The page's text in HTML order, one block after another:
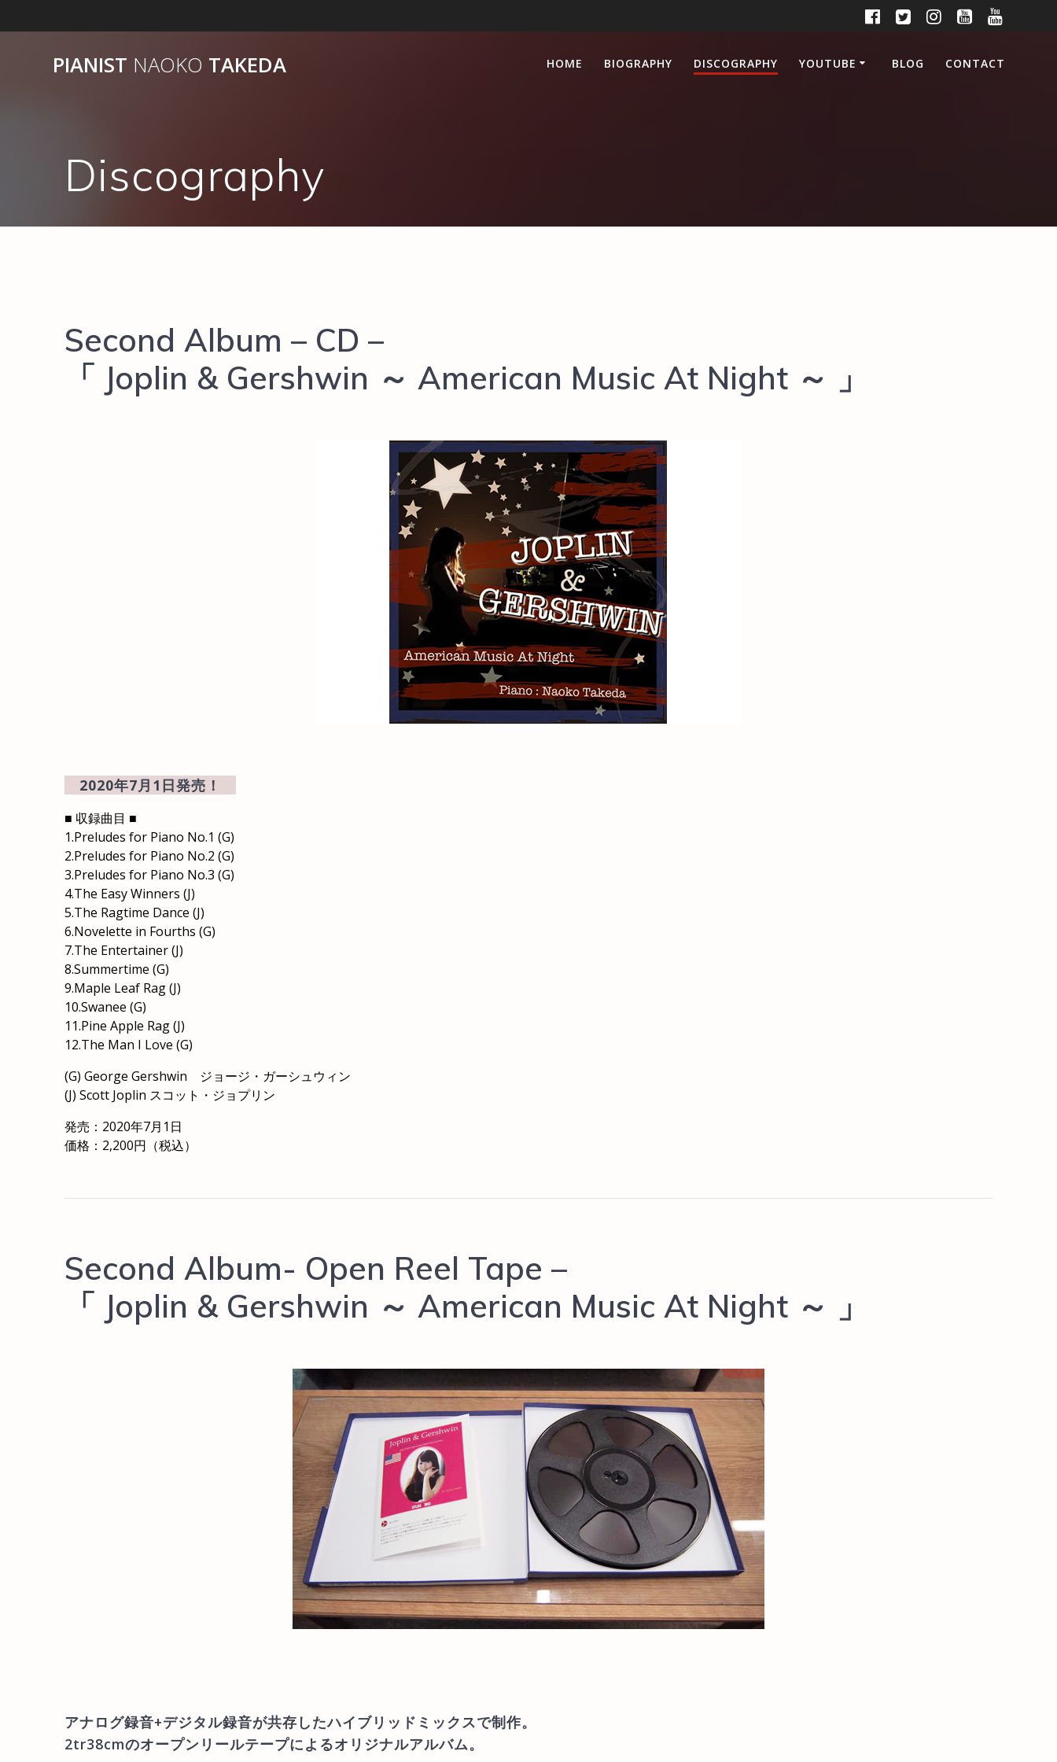
ン
PIANIST NAOKO TAKEDA HOME BIOGRAPHY DISCOGRAPHY YOUTUBE BLOG CONTACT
Discography
Second Album – CD –
「 Joplin & Gershwin ～ American Music At Night ～ 」
2020年7月1日発売！
■ 収録曲目 ■
1.Preludes for Piano No.1 (G)
2.Preludes for Piano No.2 (G)
3.Preludes for Piano No.3 (G)
4.The Easy Winners (J)
5.The Ragtime Dance (J)
6.Novelette in Fourths (G)
7.The Entertainer (J)
8.Summertime (G)
9.Maple Leaf Rag (J)
10.Swanee (G)
11.Pine Apple Rag (J)
12.The Man I Love (G)
(G) George Gershwin ジョージ・ガーシュウィン
(J) Scott Joplin スコット・ジョプリン
発売：2020年7月1日
価格：2,200円（税込）
Second Album- Open Reel Tape –
「 Joplin & Gershwin ～ American Music At Night ～ 」
アナログ録音+デジタル録音が共存したハイブリッドミックスで制作。
2tr38cmのオープンリールテープによるオリジナルアルバム。